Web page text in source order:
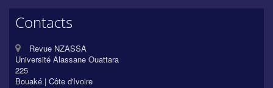
Contacts
Revue NZASSA
Université Alassane Ouattara
225
Bouaké | Côte d'Ivoire